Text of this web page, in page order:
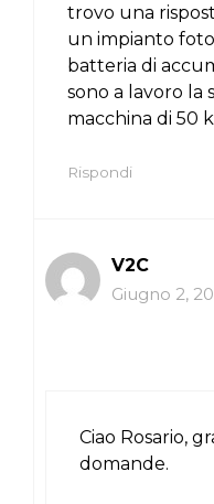
trovo una
un impianto
batteria di
sono a lavoro la
macchina di 50
Rispondi
V2C
Giugno 2,
Ciao Rosario,
domande.